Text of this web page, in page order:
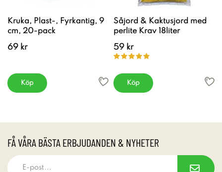
Kruka, Plast-, Fyrkantig, 9
cm, 20-pack
69 kr
Köp
Såjord & Kaktusjord med
perlite Krav 18liter
59 kr
Köp
FÅ VÅRA BÄSTA ERBJUDANDEN & NYHETER